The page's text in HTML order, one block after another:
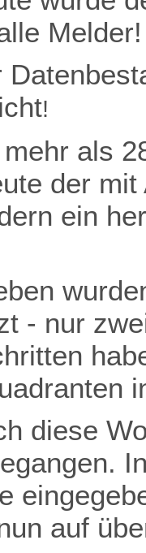
Melder!
!
als
der
ein
- nur
diese
auf